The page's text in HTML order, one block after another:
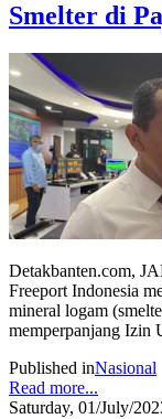
Smelter di
Detakbanten.com,
Freeport Indonesia
mineral logam
memperpanjang Izin
Published inNasional
Read more...
Saturday, 01/July/